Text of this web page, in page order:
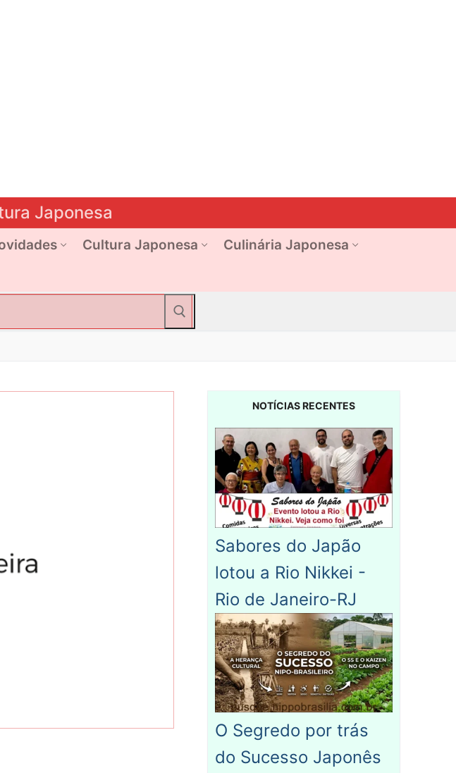
Japonesa
Cultura Japonesa
Culinária Japonesa
NOTÍCIAS RECENTES
Sabores do Japão
lotou a Rio Nikkei -
Rio de Janeiro-RJ
O Segredo por trás
do Sucesso Japonês